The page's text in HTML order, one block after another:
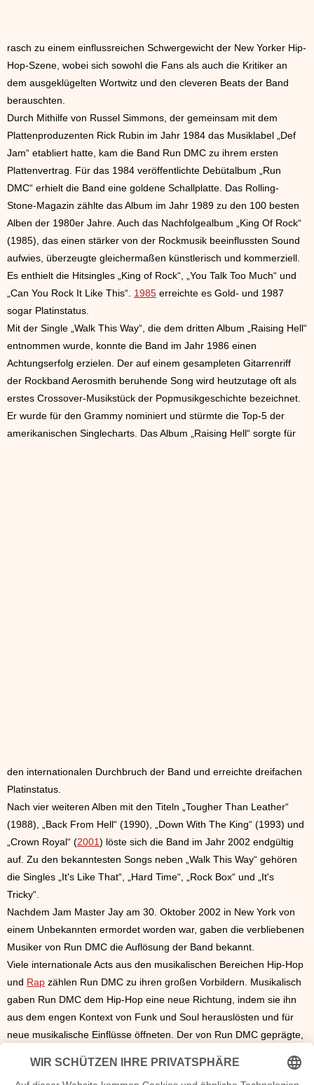
rasch zu einem einflussreichen Schwergewicht der New Yorker Hip-
Hop-Szene, wobei sich sowohl die Fans als auch die Kritiker an
dem ausgeklügelten Wortwitz und den cleveren Beats der Band
berauschten.
Durch Mithilfe von Russel Simmons, der gemeinsam mit dem
Plattenproduzenten Rick Rubin im Jahr 1984 das Musiklabel „Def
Jam“ etabliert hatte, kam die Band Run DMC zu ihrem ersten
Plattenvertrag. Für das 1984 veröffentlichte Debütalbum „Run
DMC“ erhielt die Band eine goldene Schallplatte. Das Rolling-
Stone-Magazin zählte das Album im Jahr 1989 zu den 100 besten
Alben der 1980er Jahre. Auch das Nachfolgealbum „King Of Rock“
(1985), das einen stärker von der Rockmusik beeinflussten Sound
aufwies, überzeugte gleichermaßen künstlerisch und kommerziell.
Es enthielt die Hitsingles „King of Rock“, „You Talk Too Much“ und
„Can You Rock It Like This“. 1985 erreichte es Gold- und 1987
sogar Platinstatus.
Mit der Single „Walk This Way“, die dem dritten Album „Raising Hell“
entnommen wurde, konnte die Band im Jahr 1986 einen
Achtungserfolg erzielen. Der auf einem gesampleten Gitarrenriff
der Rockband Aerosmith beruhende Song wird heutzutage oft als
erstes Crossover-Musikstück der Popmusikgeschichte bezeichnet.
Er wurde für den Grammy nominiert und stürmte die Top-5 der
amerikanischen Singlecharts. Das Album „Raising Hell“ sorgte für
den internationalen Durchbruch der Band und erreichte dreifachen
Platinstatus.
Nach vier weiteren Alben mit den Titeln „Tougher Than Leather“
(1988), „Back From Hell“ (1990), „Down With The King“ (1993) und
„Crown Royal“ (2001) löste sich die Band im Jahr 2002 endgültig
auf. Zu den bekanntesten Songs neben „Walk This Way“ gehören
die Singles „It's Like That“, „Hard Time“, „Rock Box“ und „It's
Tricky“.
Nachdem Jam Master Jay am 30. Oktober 2002 in New York von
einem Unbekannten ermordet worden war, gaben die verbliebenen
Musiker von Run DMC die Auflösung der Band bekannt.
Viele internationale Acts aus den musikalischen Bereichen Hip-Hop
und Rap zählen Run DMC zu ihren großen Vorbildern. Musikalisch
gaben Run DMC dem Hip-Hop eine neue Richtung, indem sie ihn
aus dem engen Kontext von Funk und Soul herauslösten und für
neue musikalische Einflüsse öffneten. Der von Run DMC geprägte,
verschaffte dem Hip-Hop nicht nur in Amerika, sondern vielmehr